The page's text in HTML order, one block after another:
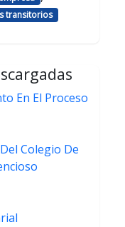
transitorios
En El Proceso
Colegio De